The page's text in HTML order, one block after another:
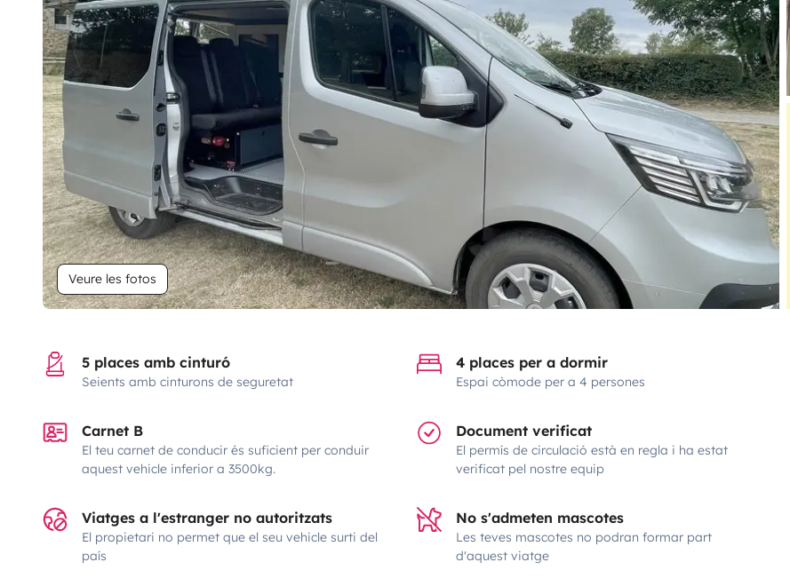
Veure les fotos
5 places amb cinturó
Seients amb cinturons de seguretat
4 places per a dormir
Espai còmode per a 4 persones
Carnet B
El teu carnet de conducir és suficient per conduir
aquest vehicle inferior a 3500kg.
Document verificat
El permís de circulació està en regla i ha estat
verificat pel nostre equip
Viatges a l'estranger no autoritzats
El propietari no permet que el seu vehicle surti del
país
No s'admeten mascotes
Les teves mascotes no podran formar part
d'aquest viatge